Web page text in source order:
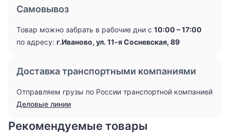
Самовывоз
Товар можно забрать в рабочие дни с 10:00 – 17:00
по адресу: г.Иваново, ул. 11-я Сосневская, 89
Доставка транспортными компаниями
Отправляем грузы по России транспортной компанией
Деловые линии
Рекомендуемые товары